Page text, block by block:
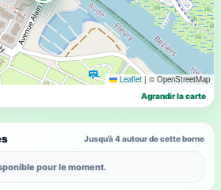
Leaflet | © OpenStreetMap
Agrandir la carte
Jusqu’à 4 autour de cette borne
pour le moment.